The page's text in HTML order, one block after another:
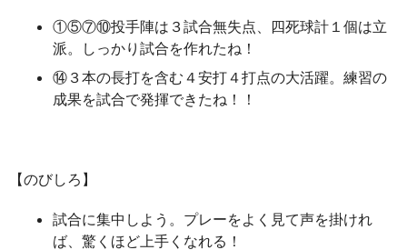
①⑤⑦⑩投手陣は３試合無失点、四死球計１個は立
派。しっかり試合を作れたね！
⑭３本の長打を含む４安打４打点の大活躍。練習の
成果を試合で発揮できたね！！
【のびしろ】
試合に集中しよう。プレーをよく見て声を掛けれ
ば、驚くほど上手くなれる！